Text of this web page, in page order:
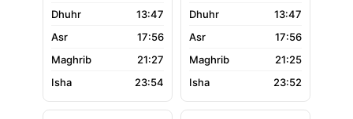
13:47
17:56
21:27
23:54
13:47
17:56
21:25
23:52